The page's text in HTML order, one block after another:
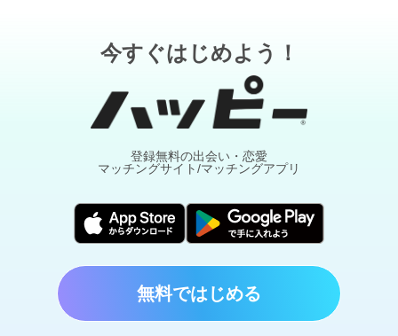
今すぐはじめよう！
登録無料の出会い・恋愛
マッチングサイト/マッチングアプリ
無料ではじめる